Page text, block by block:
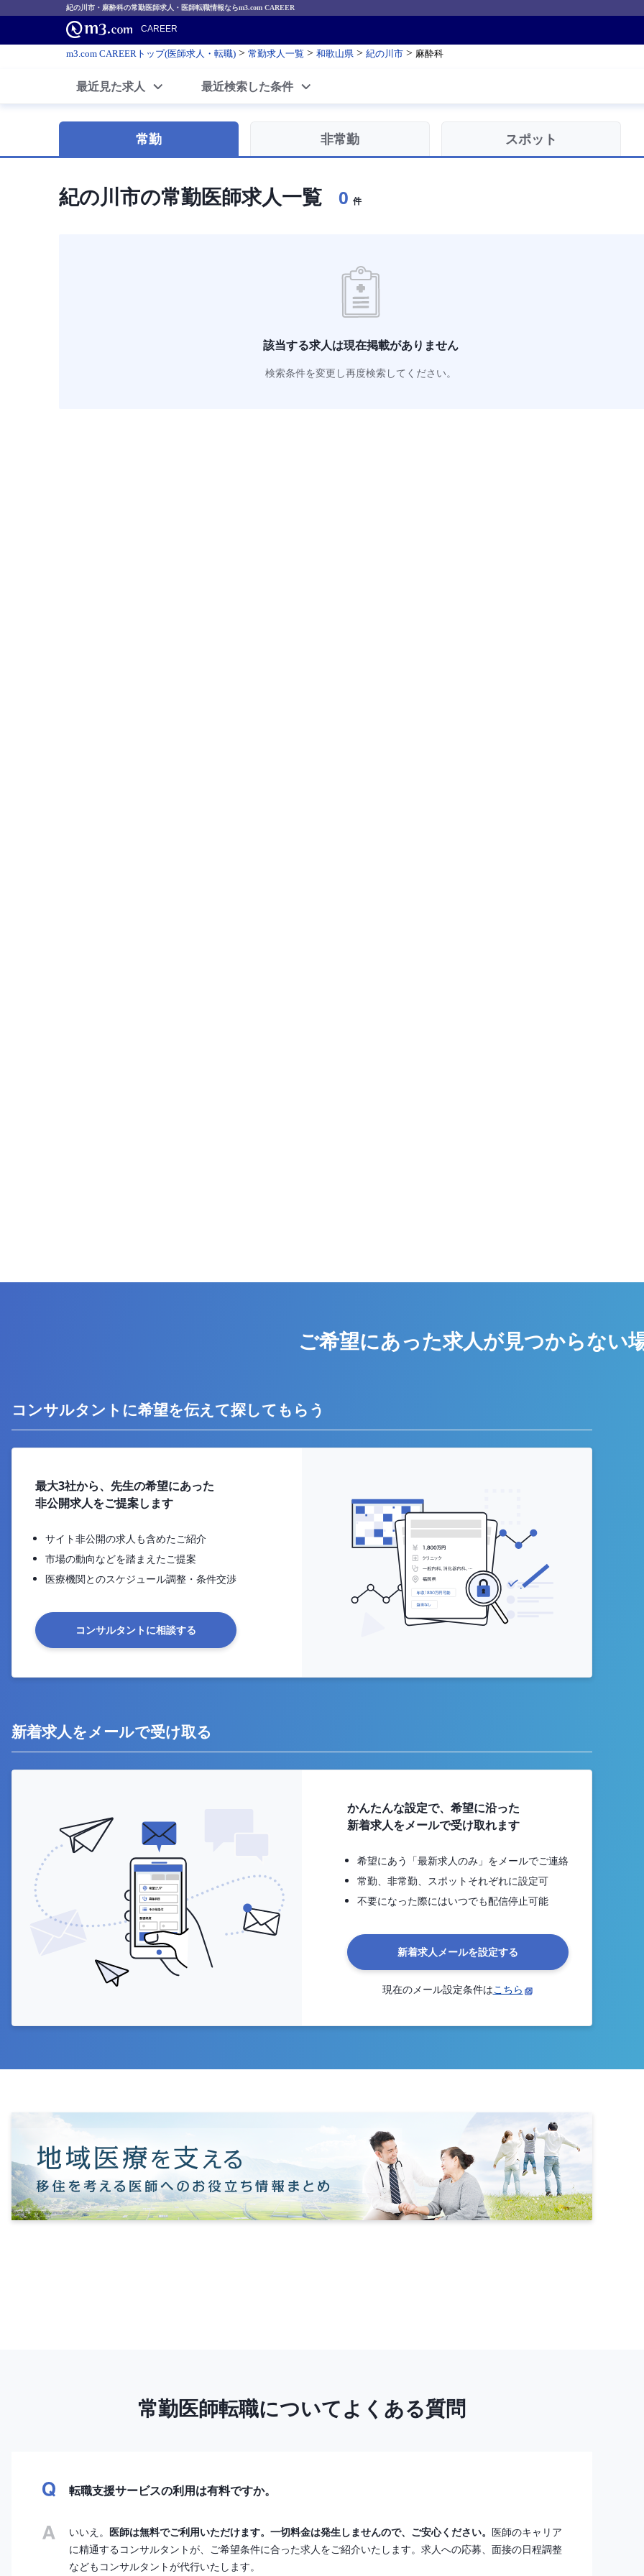
紀の川市・麻酔科の常勤医師求人・医師転職情報ならm3.com CAREER
CAREER
m3.com CAREERトップ(医師求人・転職) > 常勤求人一覧 > 和歌山県 > 紀の川市 > 麻酔科
最近見た求人 最近検索した条件
常勤 非常勤 スポット
紀の川市の常勤医師求人一覧 0 件
該当する求人は現在掲載がありません
検索条件を変更し再度検索してください。
ご希望にあった求人が見つからない
コンサルタントに希望を伝えて探してもらう
最大3社から、先生の希望にあった
非公開求人をご提案します
サイト非公開の求人も含めたご紹介
市場の動向などを踏まえたご提案
医療機関とのスケジュール調整・条件交渉
コンサルタントに相談する
新着求人をメールで受け取る
かんたんな設定で、希望に沿った
新着求人をメールで受け取れます
希望にあう「最新求人のみ」をメールでご連絡
常勤、非常勤、スポットそれぞれに設定可
不要になった際にはいつでも配信停止可能
新着求人メールを設定する
現在のメール設定条件はこちら
常勤医師転職についてよくある質問
転職支援サービスの利用は有料ですか。
いいえ。 医師は無料でご利用いただけます。一切料金は発生しませんので、ご安心ください。 医師のキャリア
に精通するコンサルタントが、ご希望条件に合った求人をご紹介いたします。求人への応募、面接の日程調整
などもコンサルタントが代行いたします。